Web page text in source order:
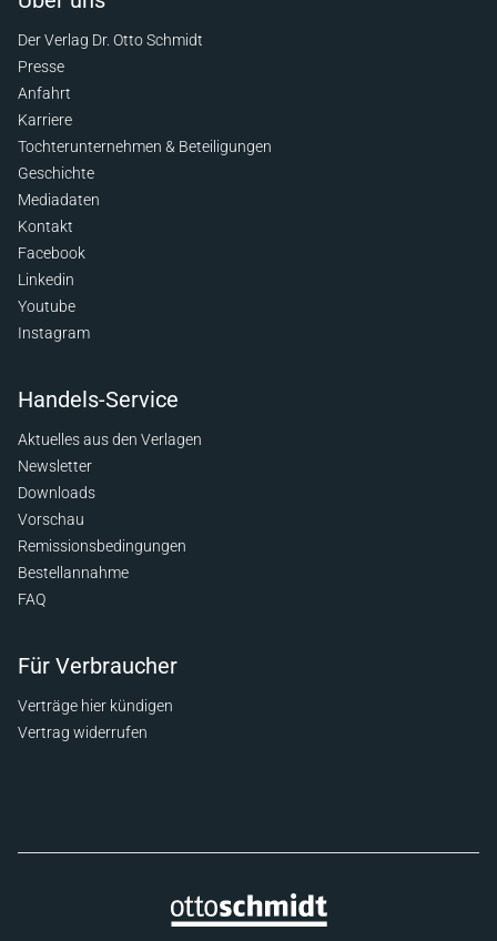
Der Verlag Dr. Otto Schmidt
Presse
Anfahrt
Karriere
Tochterunternehmen & Beteiligungen
Geschichte
Mediadaten
Kontakt
Facebook
Linkedin
Youtube
Instagram
Handels-Service
Aktuelles aus den Verlagen
Newsletter
Downloads
Vorschau
Remissionsbedingungen
Bestellannahme
FAQ
Für Verbraucher
Verträge hier kündigen
Vertrag widerrufen